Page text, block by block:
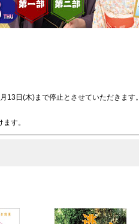
13日(木)まで停止とさせていただきます。
す。